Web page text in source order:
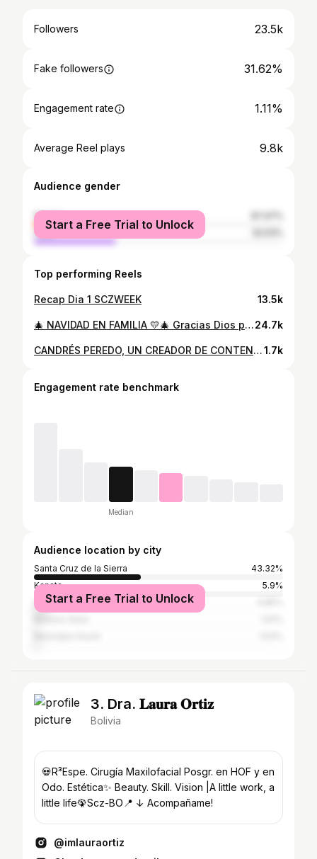
Followers 23.5k
Fake followers 31.62%
Engagement rate 1.11%
Average Reel plays 9.8k
Audience gender
female
male
Start a Free Trial to Unlock
Top performing Reels
Recap Dia 1 SCZWEEK 13.5k
🎄 NAVIDAD EN FAMILIA 💛🎄 Gracias Dios por que ellos son mi compañía y mi alegría de todos los días. Gracias por retratar estos momento @sergio_chuquimia, no sabía que lo necesitaba pero definitivamente enmarcaré todas y la encargaré en mi sala. ✨24.7k
CANDRÉS PEREDO, UN CREADOR DE CONTENIDOS APASIONADO! Candrés Peredo, un talentoso creador de contenidos boliviano, se ha convertido en una figura destacada en las redes sociales gracias a su disciplina, perseverancia y el deseo de impulsar a su país hacia adelante. Lee la nota completa en nuestra web. Model: @candresperedo Ph: @sergio_chuquimia Production: @roxanaschaiman Outfits: @gapbolivia Location: @mangarosa.brasserie @bahiana.scz Director: @roxanaschaiman . . . . . . . . . . #revistacool #cool#tendenciaenmaquillaje #peinados #modaboliviana #editorialdemoda #modelosbolivianas #eventossantacruz #modaybelleza #dondesalir #fiestassantacruz #fotosdeeventos #articulosdemoda #entrevistascool #todosobremoda #salidadeamigos #photooftheday #beautiful #style #model #lifestyle #amazing1.7k
Engagement rate benchmark
Median
Audience location by city
Santa Cruz de la Sierra
43.32%
Kanata
5.9%
La Paz
Start a Free Trial to Unlock
3. Dra. 𝐋𝐚𝐮𝐫𝐚 𝐎𝐫𝐭𝐢𝐳
Bolivia
💀R³Espe. Cirugía Maxilofacial Posgr. en HOF y en
Odo. Estética✨️ Beauty. Skill. Vision |A little work, a
little life🦚Scz-BO📍 ↓ Acompañame!
@imlauraortiz